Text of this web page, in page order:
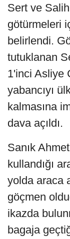
Sert ve
götürmeleri
belirlendi.
tutuklanan
1'inci Asliye
yabancıyı
kalmasına
dava açıldı.
Sanık
kullandığı
yolda araca
göçmen
ikazda
bagaja